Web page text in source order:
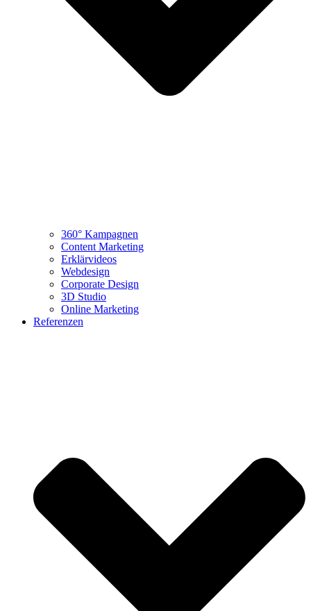
360° Kampagnen
Content Marketing
Erklärvideos
Webdesign
Corporate Design
3D Studio
Online Marketing
Referenzen